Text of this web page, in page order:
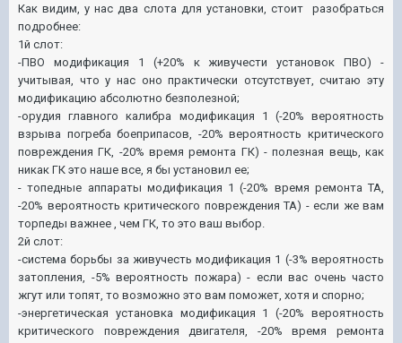
Как видим, у нас два слота для установки, стоит разобраться
подробнее:
1й слот:
-ПВО модификация 1 (+20% к живучести установок ПВО) -
учитывая, что у нас оно практически отсутствует, считаю эту
модификацию абсолютно безполезной;
-орудия главного калибра модификация 1 (-20% вероятность
взрыва погреба боеприпасов, -20% вероятность критического
повреждения ГК, -20% время ремонта ГК) - полезная вещь, как
никак ГК это наше все, я бы установил ее;
- топедные аппараты модификация 1 (-20% время ремонта ТА,
-20% вероятность критического повреждения ТА) - если же вам
торпеды важнее , чем ГК, то это ваш выбор.
2й слот:
-система борьбы за живучесть модификация 1 (-3% вероятность
затопления, -5% вероятность пожара) - если вас очень часто
жгут или топят, то возможно это вам поможет, хотя и спорно;
-энергетическая установка модификация 1 (-20% вероятность
критического повреждения двигателя, -20% время ремонта